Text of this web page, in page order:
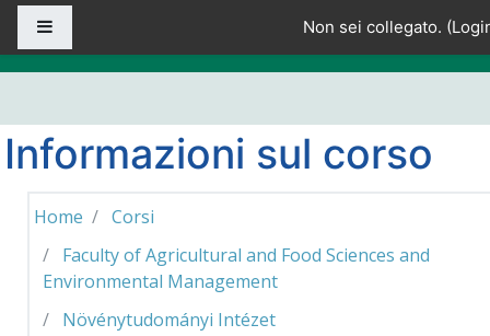
Vai al contenuto principale
Non sei collegato. (
Informazioni sul corso
Home
Corsi
Faculty of Agricultural and Food Sciences and
Environmental Management
Növénytudományi Intézet